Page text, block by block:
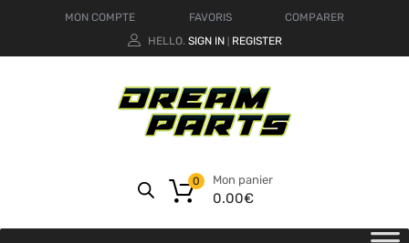
MON COMPTE FAVORIS
COMPARER
HELLO. SIGN IN REGISTER
Mon panier
0.00€
0